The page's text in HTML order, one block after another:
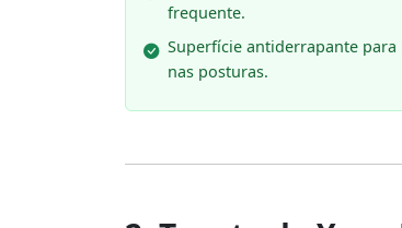
frequente.
Superfície antiderrapante para
nas posturas.